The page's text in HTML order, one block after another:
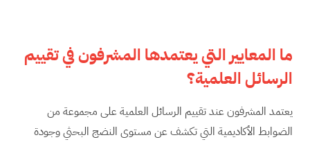
ما المعايير التي يعتمدها المشرفون في تقييم
الرسائل العلمية؟
يعتمد المشرفون عند تقييم الرسائل العلمية على مجموعة من
الضوابط الأكاديمية التي تكشف عن مستوى النضج البحثي وجودة